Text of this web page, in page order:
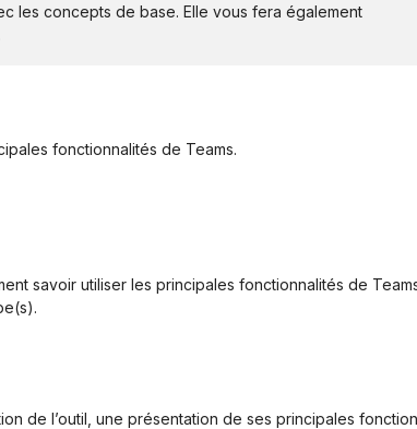
les concepts de base. Elle vous fera également
fonctionnalités de Teams.
savoir utiliser les principales fonctionnalités de
de l’outil, une présentation de ses principales